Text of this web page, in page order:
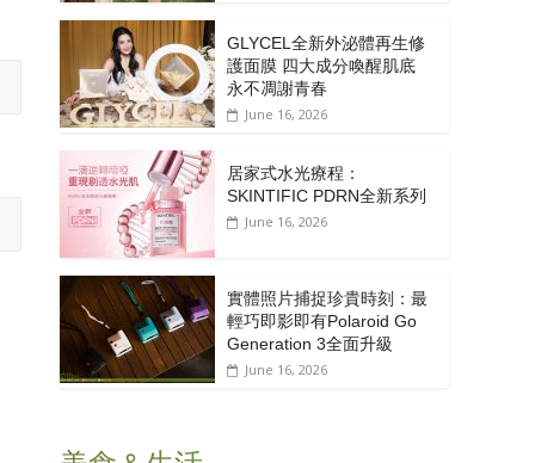
GLYCEL全新外泌體再生修
護面膜 四大成分喚醒肌底
永不凋謝青春
June 16, 2026
居家式水光療程：
SKINTIFIC PDRN全新系列
June 16, 2026
實體照片捕捉珍貴時刻：最
輕巧即影即有Polaroid Go
Generation 3全面升級
June 16, 2026